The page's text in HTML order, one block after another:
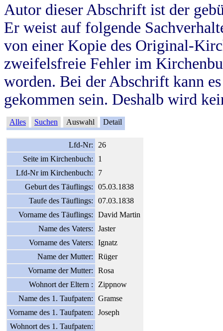
Autor dieser Abschrift ist der
Er weist auf folgende
von einer Kopie des Original-
zweifelsfreie Fehler im
worden. Bei der Abschrift kann
gekommen sein. Deshalb wird
Alles Suchen Auswahl Detail
Lfd-Nr:
26
Seite im Kirchenbuch:
1
Lfd-Nr im Kirchenbuch:
7
Geburt des Täuflings:
05.03.1838
Taufe des Täuflings:
07.03.1838
Vorname des Täuflings:
David Martin
Name des Vaters:
Jaster
Vorname des Vaters:
Ignatz
Name der Mutter:
Rüger
Vorname der Mutter:
Rosa
Wohnort der Eltern :
Zippnow
Name des 1. Taufpaten:
Gramse
Vorname des 1. Taufpaten:
Joseph
Wohnort des 1. Taufpaten: